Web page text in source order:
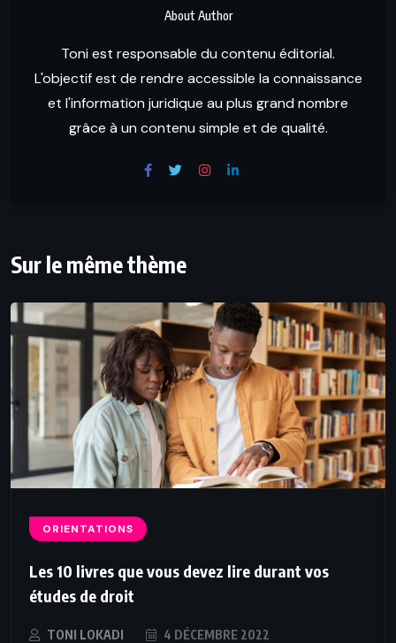
About Author
Toni est responsable du contenu éditorial.
L'objectif est de rendre accessible la connaissance
et l'information juridique au plus grand nombre
grâce à un contenu simple et de qualité.
Sur le même thème
ORIENTATIONS
Les 10 livres que vous devez lire durant vos
études de droit
TONI LOKADI 4 DÉCEMBRE 2022